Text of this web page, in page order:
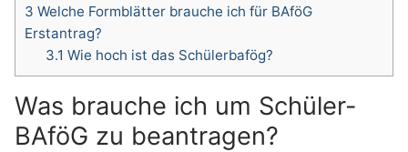
3 Welche Formblätter brauche ich für BAföG
Erstantrag?
3.1 Wie hoch ist das Schülerbafög?
Was brauche ich um Schüler-
BAföG zu beantragen?